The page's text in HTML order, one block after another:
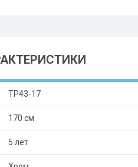
TP43-17
170 см
5 лет